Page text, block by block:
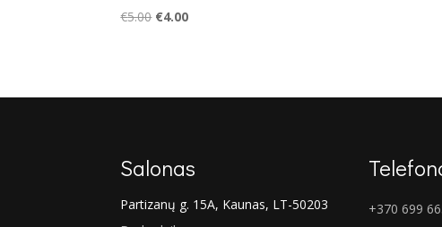
€5.00 Original
€4.00Current
Salonas
Partizanų g. 15A, Kaunas, LT-50203
+370 699